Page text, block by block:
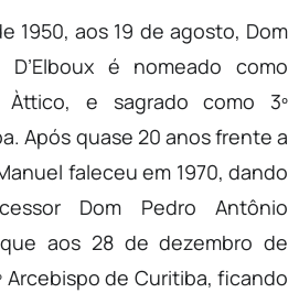
1950, aos 19 de agosto, Dom
é nomeado como
Àttico, e sagrado como 3º
Após quase 20 anos frente a
faleceu em 1970, dando
Dom Pedro Antônio
aos 28 de dezembro de
Arcebispo de Curitiba, ficando